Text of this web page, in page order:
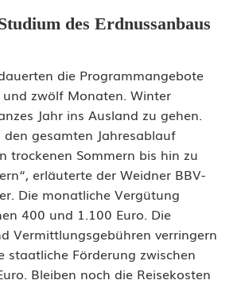
des Erdnussanbaus
die Programmangebote
und zwölf Monaten. Winter
Jahr ins Ausland zu gehen.
den gesamten Jahresablauf
trockenen Sommern bis hin zu
erläuterte der Weidner BBV-
Die monatliche Vergütung
400 und 1.100 Euro. Die
Vermittlungsgebühren verringern
staatliche Förderung zwischen
Bleiben noch die Reisekosten